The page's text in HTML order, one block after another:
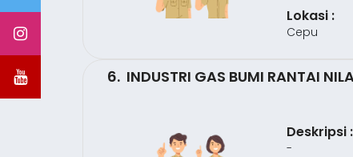
Lokasi :
Cepu
6. INDUSTRI GAS BUMI RANTAI
Deskripsi :
-